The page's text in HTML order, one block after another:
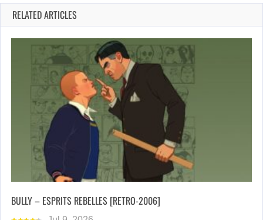
RELATED ARTICLES
BULLY – ESPRITS REBELLES [RETRO-2006]